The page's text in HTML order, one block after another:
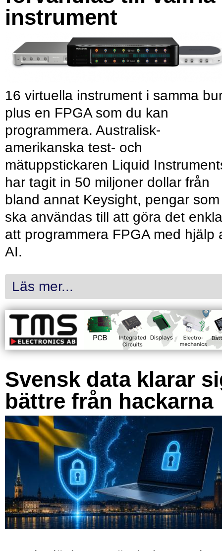
instrument
16 virtuella instrument i samma
plus en FPGA som du kan
programmera. Australisk-
amerikanska test- och
mätuppstickaren Liquid
har tagit in 50 miljoner dollar från
bland annat Keysight, pengar som
ska användas till att göra det
att programmera FPGA med hjälp
AI.
Läs mer...
Svensk data klarar
bättre från hackarna